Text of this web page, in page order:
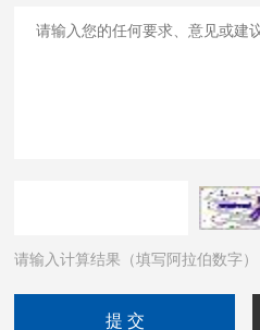
请输入计算结果（填写阿拉伯数字